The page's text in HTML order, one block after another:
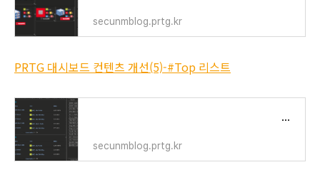
secunmblog.prtg.kr
PRTG 대시보드 컨텐츠 개선(5)-#Top 리스트
PRTG 대시보드 컨텐츠 개선(5)-#Top 리스트
secunmblog.prtg.kr